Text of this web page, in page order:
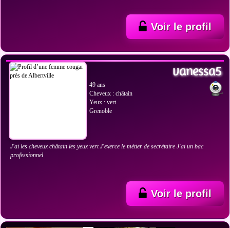
Voir le profil
vanessa5
49 ans
Cheveux : châtain
Yeux : vert
Grenoble
J'ai les cheveux châtain les yeux vert J'exerce le métier de secrétaire J'ai un bac
professionnel
Voir le profil